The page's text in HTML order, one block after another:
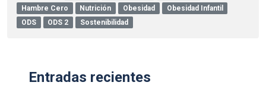
Hambre Cero
Nutrición Obesidad
Obesidad Infantil
ODS
ODS 2 Sostenibilidad
Entradas recientes